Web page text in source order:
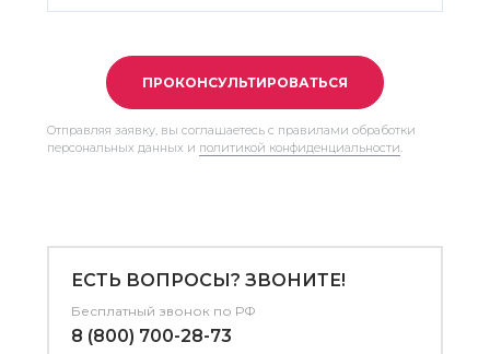
ПРОКОНСУЛЬТИРОВАТЬСЯ
Отправляя заявку, вы соглашаетесь с правилами обработки
персональных данных и политикой конфиденциальности.
ЕСТЬ ВОПРОСЫ? ЗВОНИТЕ!
Бесплатный звонок по РФ
8 (800) 700-28-73